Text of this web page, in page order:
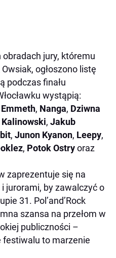
obradach jury, któremu
ogłoszono listę
podczas finału
wystąpią:
Emmeth, Nanga, Dziwna
, Jakub
, Junon Kyanon, Leepy,
, Potok Ostryoraz
zaprezentuje się na
jurorami, by zawalczyć o
31. Pol’and’Rock
szansa na przełom w
publiczności –
festiwalu to marzenie